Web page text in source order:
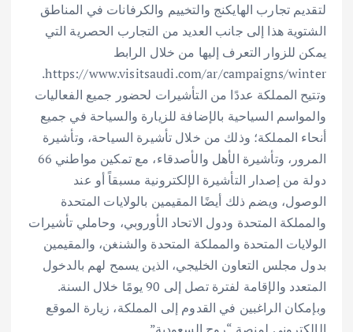
لتقديم تجارب الهايكنج والتخييم والكرفانات في المناطق
الشتوية هذا إلى جانب العديد من التجارب الحصرية التي
يمكن للزوار التعرف إليها من خلال الرابط
https://www.visitsaudi.com/ar/campaigns/winter.
وتتيح المملكة عددًا من التأشيرات لحضور جميع الفعاليات
والمواسم السياحية بالإضافة للزيارة والسياحة في جميع
أنحاء المملكة؛ وذلك من خلال تأشيرة السياحة، وتأشيرة
المرور، وتأشيرة الأهل والأصدقاء، مع تمكين مواطني 66
دولة من إصدار التأشيرة الإلكترونية مسبقاً أو عند
الوصول، ويضم ذلك أيضًا المقيمين بالولايات المتحدة
والمملكة المتحدة ودول الاتحاد الأوروبي، وحاملي تأشيرات
الولايات المتحدة والمملكة المتحدة والشنغن، والمقيمين
بدول مجلس التعاون الخليجي، الذين يسمح لهم بالدخول
المتعدد والإقامة لفترة تصل إلى 90 يومًا خلال السنة.
وبإمكان الراغبين في القدوم إلى المملكة، زيارة الموقع